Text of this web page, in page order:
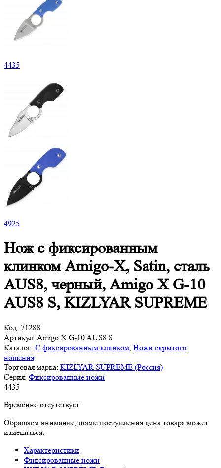
4435
4925
Нож с фиксированным
клинком Amigo-X, Satin, сталь
AUS8, черный, Amigo X G-10
AUS8 S, KIZLYAR SUPREME
Код: 71288
Артикул: Amigo X G-10 AUS8 S
Каталог: С фиксированным клинком Ножи скрытого
ношения
Торговая марка: KIZLYAR SUPREME (Россия)
Серия: Фиксированные ножи
4435
Временно отсутствует
Обращаем внимание, после поступления цена товара может
измениться.
Характеристики
Фиксированные ножи